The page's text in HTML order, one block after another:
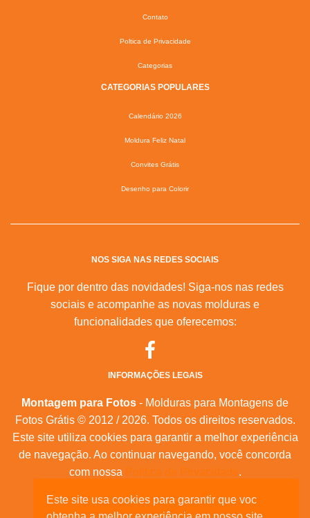
Este site usa cookies para garantir que voc
Contato
Poltica de Privacidade
Categorias
CATEGORIAS POPULARES
Calendário 2026
Moldura Feliz Natal
Convites Grátis
Desenho para Colorir
NOS SIGA NAS REDES SOCIAIS
Fique por dentro das novidades! Siga-nos nas redes
sociais e acompanhe as novas molduras e
funcionalidades que oferecemos:
INFORMAÇÕES LEGAIS
Montagem para Fotos - Molduras para Montagens de
Fotos Grátis © 2012 / 2026. Todos os direitos reservados.
Este site utiliza cookies para garantir a melhor experiência
de navegação. Ao continuar navegando, você concorda
com nossa Política de Privacidade.
Mapa do Site |Feeds RSS |Sobre Nós